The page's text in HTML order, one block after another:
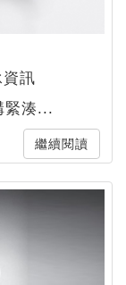
訊
緊湊...
繼續閱讀